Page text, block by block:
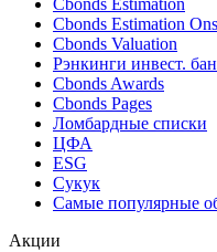
Cbonds Estimation
Cbonds Estimation
Cbonds Valuation
Рэнкинги инвест.
Cbonds Awards
Cbonds Pages
Ломбардные списки
ЦФА
ESG
Сукук
Самые популярные
Акции